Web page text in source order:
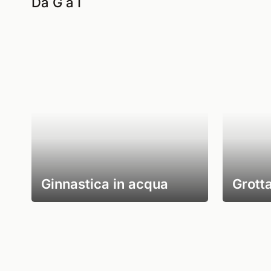
Ginnastica in acqua